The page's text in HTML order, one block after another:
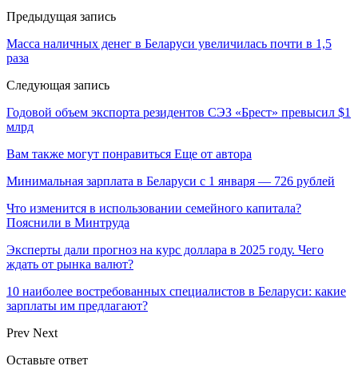
Предыдущая запись
Масса наличных денег в Беларуси увеличилась почти в 1,5
раза
Следующая запись
Годовой объем экспорта резидентов СЭЗ «Брест» превысил $1
млрд
Вам также могут понравиться Еще от автора
Минимальная зарплата в Беларуси с 1 января — 726 рублей
Что изменится в использовании семейного капитала?
Пояснили в Минтруда
Эксперты дали прогноз на курс доллара в 2025 году. Чего
ждать от рынка валют?
10 наиболее востребованных специалистов в Беларуси: какие
зарплаты им предлагают?
Prev Next
Оставьте ответ